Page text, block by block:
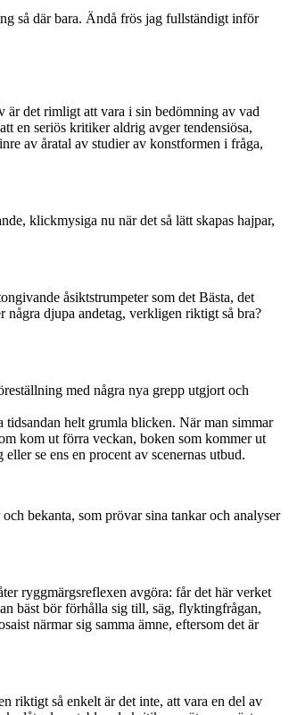
så där bara. Ändå frös jag fullständigt inför
är det rimligt att vara i sin bedömning av vad
en seriös kritiker aldrig avger tendensiösa,
av åratal av studier av konstformen i fråga,
klickmysiga nu när det så lätt skapas hajpar,
åsiktstrumpeter som det Bästa, det
några djupa andetag, verkligen riktigt så bra?
med några nya grepp utgjort och
tidsandan helt grumla blicken. När man simmar
kom ut förra veckan, boken som kommer ut
se ens en procent av scenernas utbud.
bekanta, som prövar sina tankar och analyser
ryggmärgsreflexen avgöra: får det här verket
bäst bör förhålla sig till, säg, flyktingfrågan,
närmar sig samma ämne, eftersom det är
riktigt så enkelt är det inte, att vara en del av